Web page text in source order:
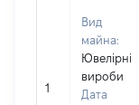
1
Вид
майна:
Ювелірні
вироби
Дата